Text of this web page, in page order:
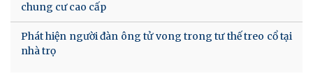
chung cư cao cấp
Phát hiện người đàn ông tử vong trong tư thế treo cổ tại
nhà trọ